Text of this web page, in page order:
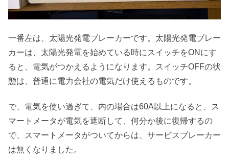
一番左は、太陽光発電ブレーカーです。太陽光発電ブレー
カーは、太陽光発電を始めている時にスイッチをONにす
ると、電気がつかえるようになります。スイッチOFFの状
態は、普通に電力会社の電気だけ使えるものです。
で、電気を使い過ぎて、内の場合は60A以上になると、ス
マートメータが電気を遮断して、何分か後に復帰するの
で、スマートメータがついてからは、サービスブレーカー
は無くなりました。